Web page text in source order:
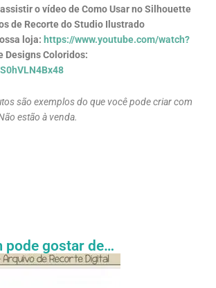
o vídeo de Como Usar no Silhouette
de Recorte do Studio Ilustrado
loja: https://www.youtube.com/watch?
Designs Coloridos:
são exemplos do que você pode criar com
estão à venda.
pode gostar de…
Este